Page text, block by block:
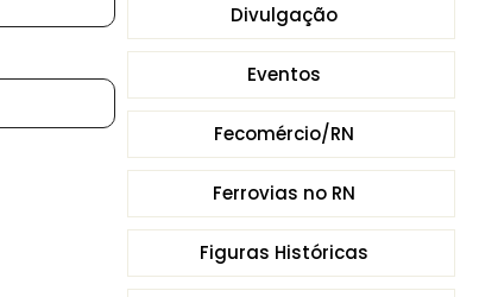
Divulgação
Eventos
Fecomércio/RN
Ferrovias no RN
Figuras Históricas